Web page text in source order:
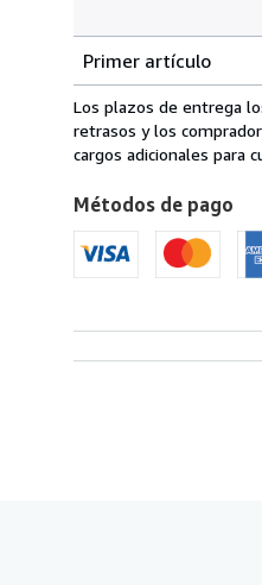
de
envío
de
Francia
Estados
Unidos
de
America
pedido
Primer artículo
Los plazos de entrega
retrasos y los
cargos adicionales para
Métodos de pago